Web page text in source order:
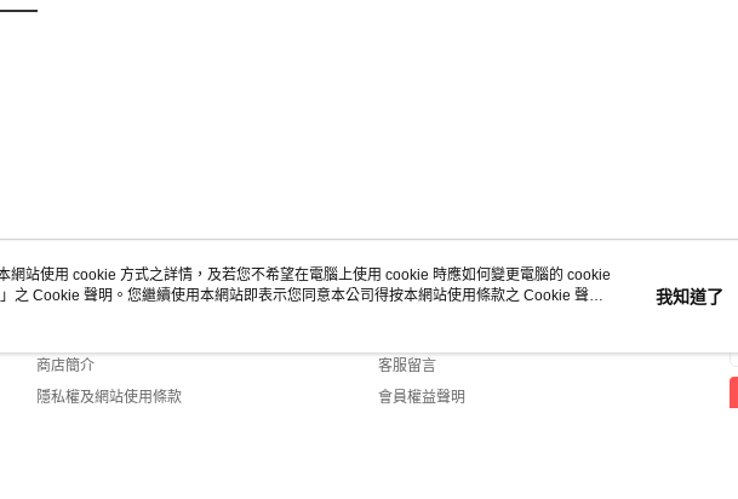
關於我們
商店簡介
隱私權及網站使用條款
客服資訊
客服留言
會員權益聲明
網站使用 cookie 方式之詳情，及若您不希望在電腦上使用 cookie 時應如何變更電腦的 cookie
」之 Cookie 聲明。您繼續使用本網站即表示您同意本公司得按本網站使用條款之 Cookie 聲明
我知道了